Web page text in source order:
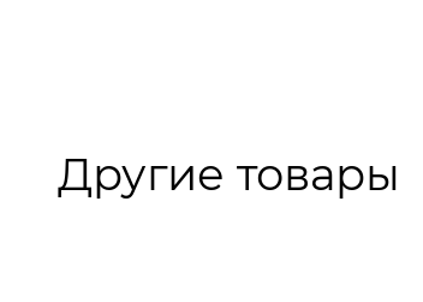
Другие товары